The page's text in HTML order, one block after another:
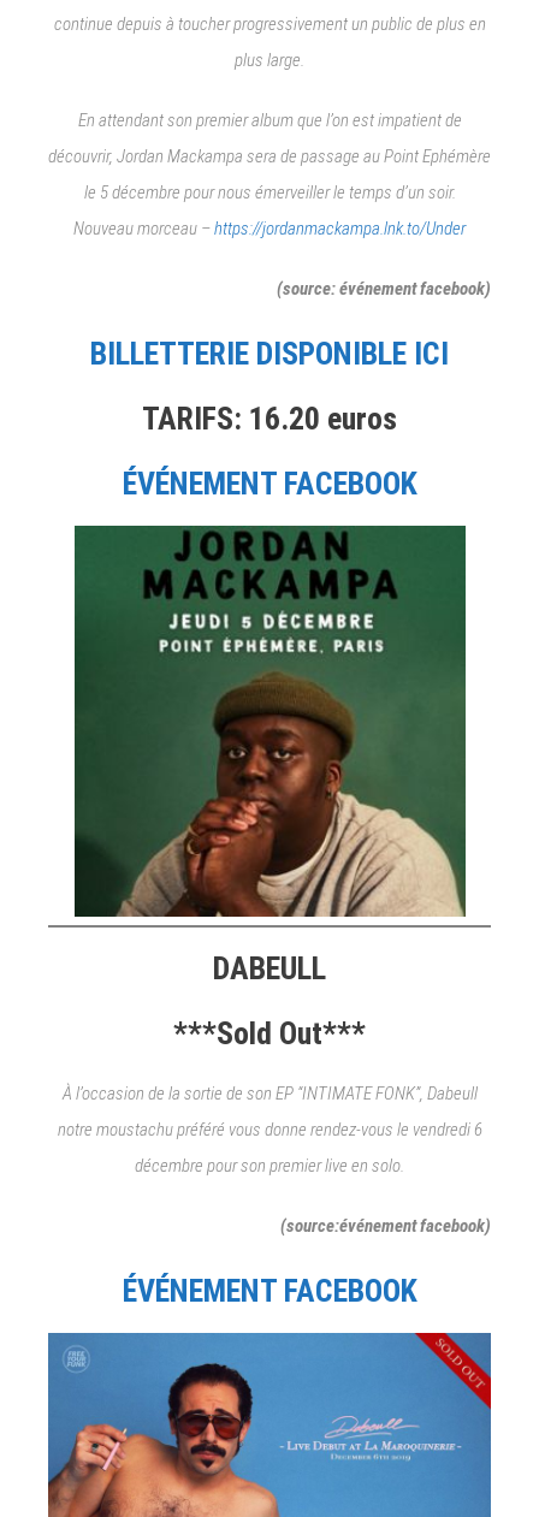
continue depuis à toucher progressivement un public de plus en
plus large.
En attendant son premier album que l’on est impatient de
découvrir, Jordan Mackampa sera de passage au Point Ephémère
le 5 décembre pour nous émerveiller le temps d’un soir.
Nouveau morceau –https://jordanmackampa.lnk.to/Under
(source: événement facebook)
BILLETTERIE DISPONIBLE ICI
TARIFS: 16.20 euros
ÉVÉNEMENT FACEBOOK
DABEULL
***Sold Out***
À l’occasion de la sortie de son EP “INTIMATE FONK”, Dabeull
notre moustachu préféré vous donne rendez-vous le vendredi 6
décembre pour son premier live en solo.
(source:événement facebook)
ÉVÉNEMENT FACEBOOK